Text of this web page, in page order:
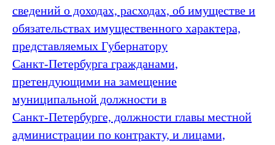
сведений о доходах, расходах, об имуществе и
обязательствах имущественного характера,
представляемых Губернатору
Санкт‑Петербурга гражданами,
претендующими на замещение
муниципальной должности в
Санкт‑Петербурге, должности главы местной
администрации по контракту, и лицами,